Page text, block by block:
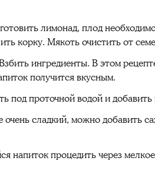
лимонад, плод
корку. Мякоть очистить от
ингредиенты. В этом
получится вкусным.
под проточной водой и
очень сладкий, можно добавить
напиток процедить через